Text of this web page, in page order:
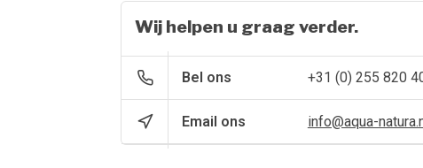
Wij helpen u graag verder.
Bel ons +31 (0) 255 820
Email ons info@aqua-